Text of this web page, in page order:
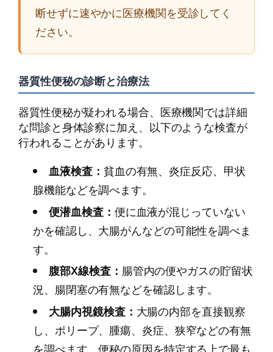
断せずに速やかに医療機関を受診してく
ださい。
器質性便秘の診断と治療法
器質性便秘が疑われる場合、医療機関では詳細
な問診と身体診察に加え、以下のような検査が
行われることがあります。
血液検査： 貧血の有無、炎症反応、甲状
腺機能などを調べます。
便潜血検査： 便に血液が混じっていない
かを確認し、大腸がんなどの可能性を調べま
す。
腹部X線検査： 腸管内の便やガスの貯留状
況、腸閉塞の有無などを確認します。
大腸内視鏡検査： 大腸の内部を直接観察
し、ポリープ、腫瘍、炎症、狭窄などの有無